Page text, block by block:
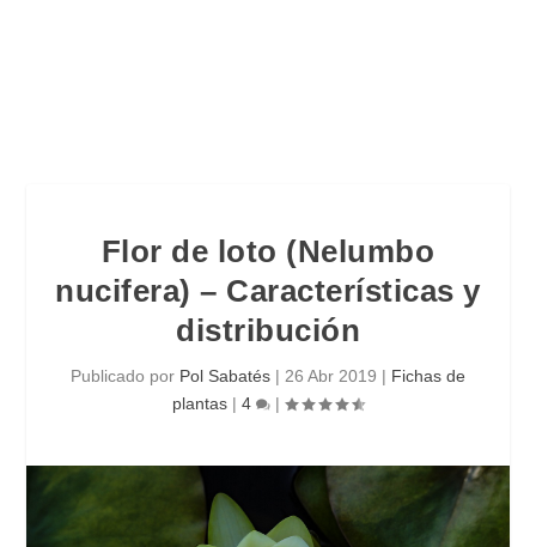
Flor de loto (Nelumbo
nucifera) – Características y
distribución
Publicado por Pol Sabatés | 26 Abr 2019 | Fichas de
plantas | 4 |